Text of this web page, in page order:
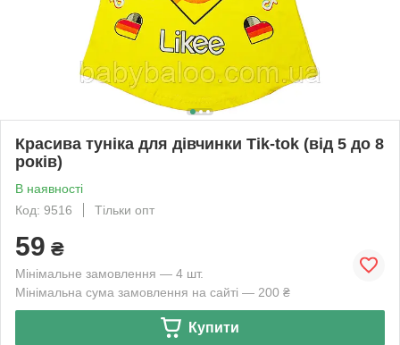
Красива туніка для дівчинки Tik-tok (від 5 до 8
років)
В наявності
Код: 9516
Тільки опт
59 ₴
Мінімальне замовлення — 4 шт.
Мінімальна сума замовлення на сайті — 200 ₴
Купити